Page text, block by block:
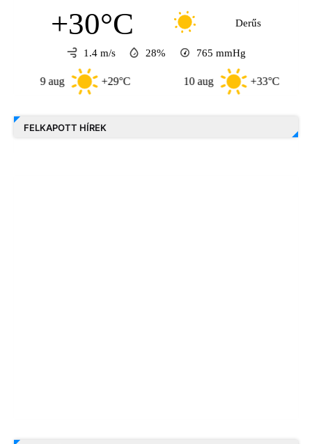
+30°C Derűs
1.4 m/s 28% 765 mmHg
9 aug +29°C 10 aug +33°C
FELKAPOTT HÍREK